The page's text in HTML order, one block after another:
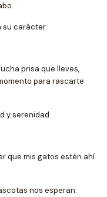
su carácter.
prisa que lleves,
para rascarte
y serenidad.
que mis gatos estén ahí
nos esperan.